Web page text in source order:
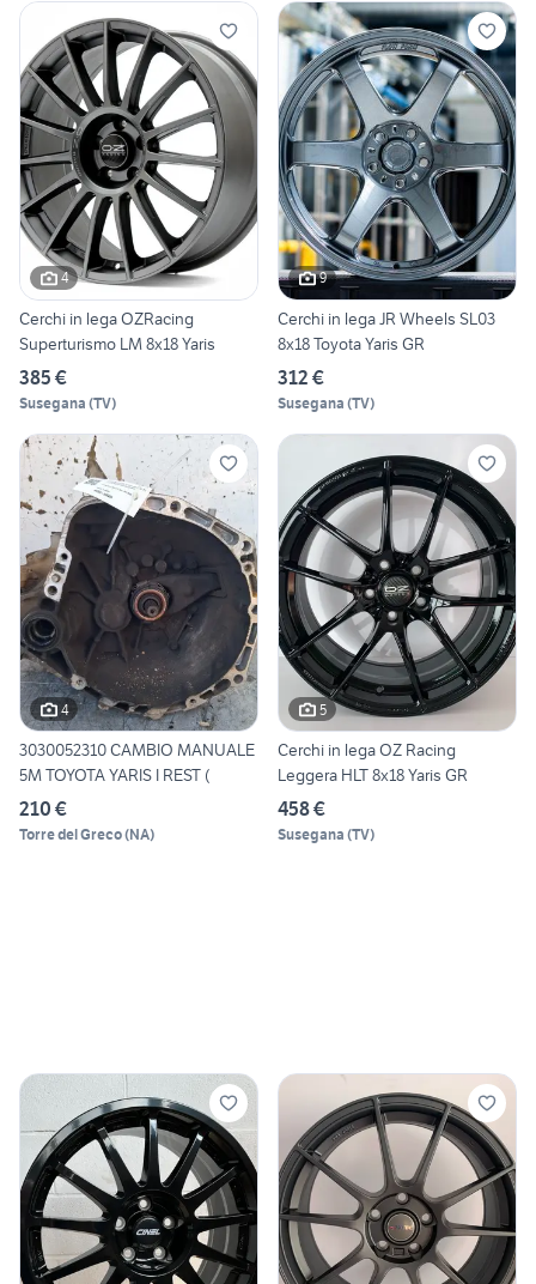
4
Cerchi in lega OZRacing
Superturismo LM 8x18 Yaris
385 €
Susegana (TV)
9
Cerchi in lega JR Wheels SL03
8x18 Toyota Yaris GR
312 €
Susegana (TV)
4
3030052310 CAMBIO MANUALE
5M TOYOTA YARIS I REST (
210 €
Torre del Greco(NA)
5
Cerchi in lega OZ Racing
Leggera HLT 8x18 Yaris GR
458 €
Susegana (TV)